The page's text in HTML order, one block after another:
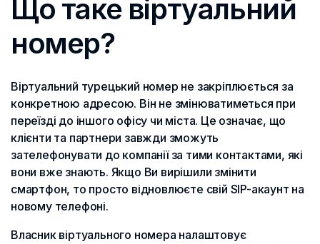
Що таке віртуальний
номер?
Віртуальний турецький номер не закріплюється за
конкретною адресою. Він не змінюватиметься при
переїзді до іншого офісу чи міста. Це означає, що
клієнти та партнери завжди зможуть
зателефонувати до компанії за тими контактами, які
вони вже знають. Якщо Ви вирішили змінити
смартфон, то просто відновлюєте свій SIP-акаунт на
новому телефоні.
Власник віртуального номера налаштовує